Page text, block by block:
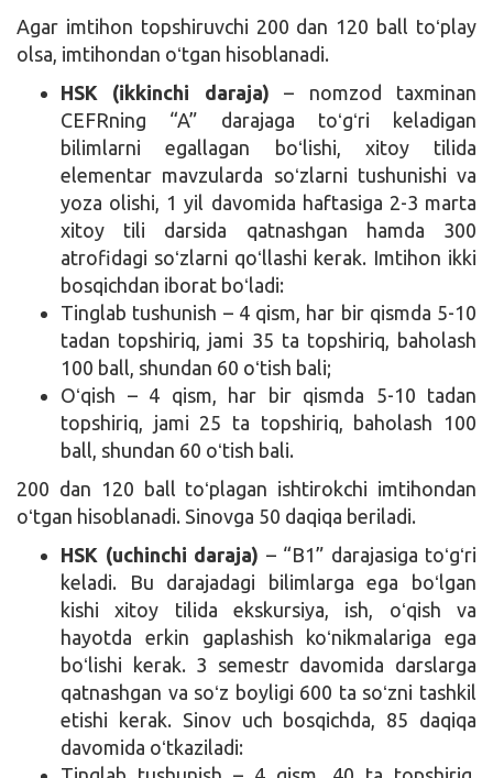
Agar imtihon topshiruvchi 200 dan 120 ball toʻplay
olsa, imtihondan oʻtgan hisoblanadi.
HSK (ikkinchi daraja) – nomzod taxminan
CEFRning “A” darajaga toʻgʻri keladigan
bilimlarni egallagan boʻlishi, xitoy tilida
elementar mavzularda soʻzlarni tushunishi va
yoza olishi, 1 yil davomida haftasiga 2-3 marta
xitoy tili darsida qatnashgan hamda 300
atrofidagi soʻzlarni qoʻllashi kerak. Imtihon ikki
bosqichdan iborat boʻladi:
Tinglab tushunish – 4 qism, har bir qismda 5-10
tadan topshiriq, jami 35 ta topshiriq, baholash
100 ball, shundan 60 oʻtish bali;
Oʻqish – 4 qism, har bir qismda 5-10 tadan
topshiriq, jami 25 ta topshiriq, baholash 100
ball, shundan 60 oʻtish bali.
200 dan 120 ball toʻplagan ishtirokchi imtihondan
oʻtgan hisoblanadi. Sinovga 50 daqiqa beriladi.
HSK (uchinchi daraja) – “B1” darajasiga toʻgʻri
keladi. Bu darajadagi bilimlarga ega boʻlgan
kishi xitoy tilida ekskursiya, ish, oʻqish va
hayotda erkin gaplashish koʻnikmalariga ega
boʻlishi kerak. 3 semestr davomida darslarga
qatnashgan va soʻz boyligi 600 ta soʻzni tashkil
etishi kerak. Sinov uch bosqichda, 85 daqiqa
davomida oʻtkaziladi: